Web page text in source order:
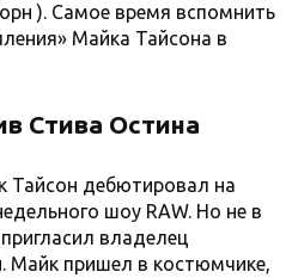
). Самое время вспомнить
Майка Тайсона в
Стива Остина
Тайсон дебютировал на
шоу RAW. Но не в
владелец
Майк пришел в костюмчике,